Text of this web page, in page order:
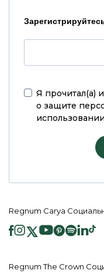
Я прочитал(а)
о защите
Regnum Carya
Regnum The Crown